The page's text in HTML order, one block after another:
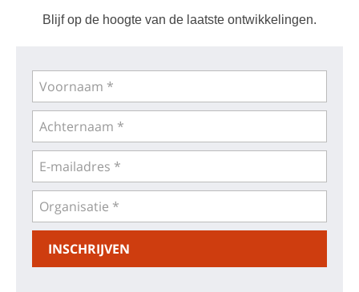
Blijf op de hoogte van de laatste ontwikkelingen.